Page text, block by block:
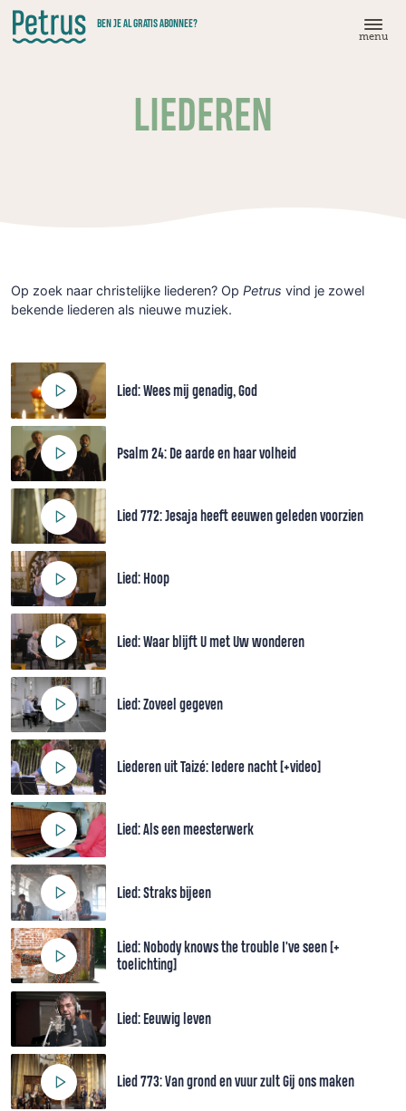
Doorgaan
naar
hoofdinhoud
BEN JE AL GRATIS ABONNEE?
menu
LIEDEREN
Op zoek naar christelijke liederen? Op Petrus vind je zowel
bekende liederen als nieuwe muziek.
Lied: Wees mij genadig, God
Psalm 24: De aarde en haar volheid
Lied 772: Jesaja heeft eeuwen geleden voorzien
Lied: Hoop
Lied: Waar blijft U met Uw wonderen
Lied: Zoveel gegeven
Liederen uit Taizé: Iedere nacht [+video]
Lied: Als een meesterwerk
Lied: Straks bijeen
Lied: Nobody knows the trouble I've seen [+
toelichting]
Lied: Eeuwig leven
Lied 773: Van grond en vuur zult Gij ons maken